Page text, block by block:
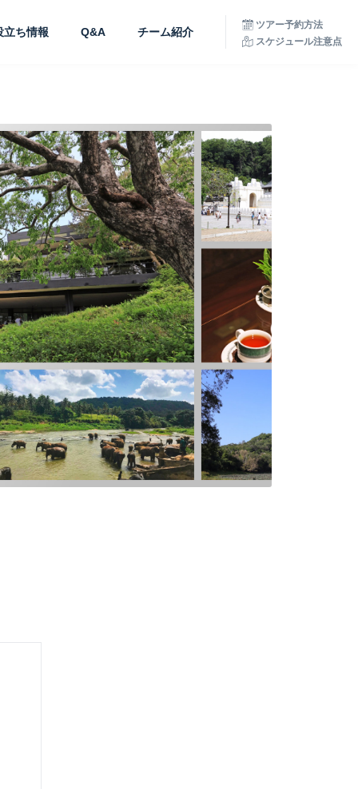
立ち情報 Q&A チーム紹介
ツアー予約方法
スケジュール注意点